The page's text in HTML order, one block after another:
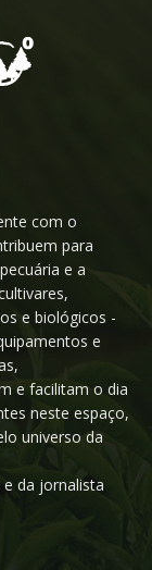
com o
para
e a
e biológicos -
e
e facilitam o dia
neste espaço,
universo da
e da jornalista